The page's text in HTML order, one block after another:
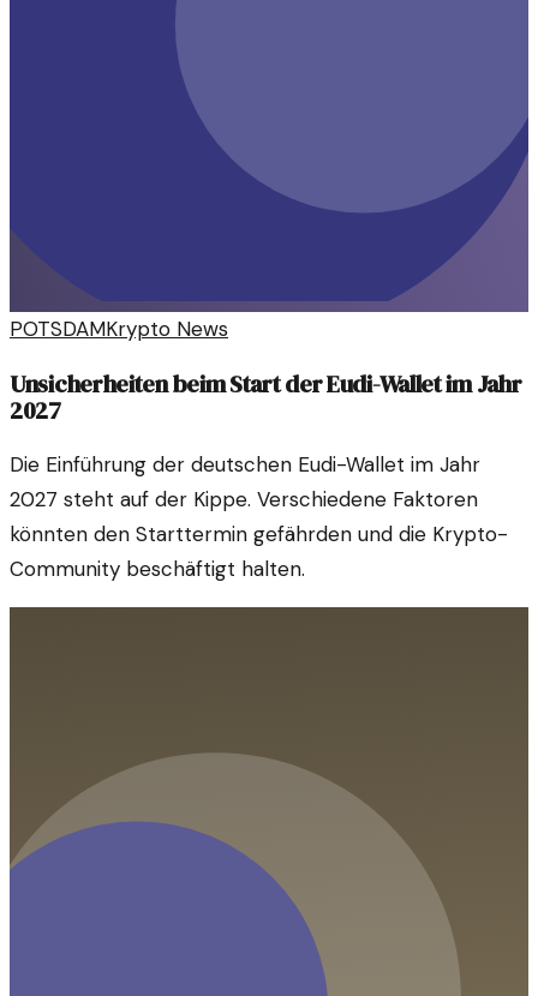
POTSDAMKrypto News
Unsicherheiten beim Start der Eudi-Wallet im Jahr
2027
Die Einführung der deutschen Eudi-Wallet im Jahr
2027 steht auf der Kippe. Verschiedene Faktoren
könnten den Starttermin gefährden und die Krypto-
Community beschäftigt halten.